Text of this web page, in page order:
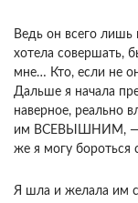
Ведь он всего
хотела совершать,
мне… Кто, если не
Дальше я начала
наверное, реально
им ВСЕВЫШНИМ, —
же я могу
Я шла и желала им